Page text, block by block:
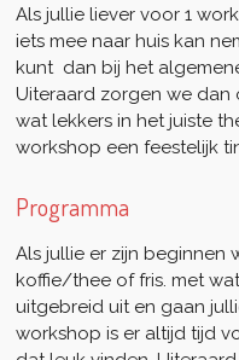
Als jullie liever voor 1
iets mee naar huis kan
kunt dan bij het
Uiteraard zorgen we dan
wat lekkers in het juiste
workshop een feestelijk
Programma
Als jullie er zijn beginnen
koffie/thee of fris. met
uitgebreid uit en gaan
workshop is er altijd tijd